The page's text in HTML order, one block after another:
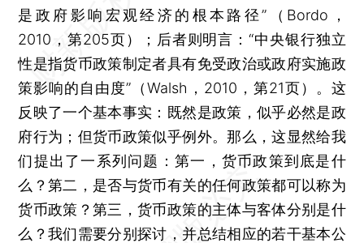
是政府影响宏观经济的根本路径”（Bordo，
2010，第205页）；后者则明言：“中央银行独立
性是指货币政策制定者具有免受政治或政府实施政
策影响的自由度”（Walsh，2010，第21页）。这
反映了一个基本事实：既然是政策，似乎必然是政
府行为；但货币政策似乎例外。那么，这显然给我
们提出了一系列问题：第一，货币政策到底是什
么？第二，是否与货币有关的任何政策都可以称为
货币政策？第三，货币政策的主体与客体分别是什
么？我们需要分别探讨，并总结相应的若干基本公